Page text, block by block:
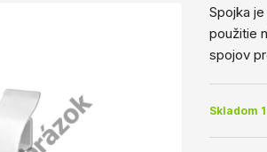
Spojka
použitie
spojov
Skladom